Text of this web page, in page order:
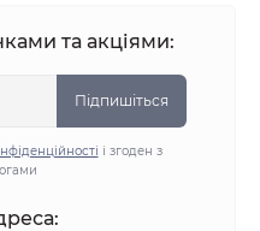
та акціями:
Підпишіться
і згоден з